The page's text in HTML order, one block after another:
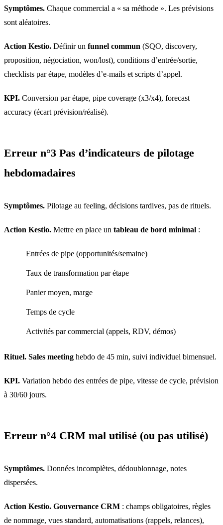
Symptômes. Chaque commercial a « sa méthode ». Les prévisions
sont aléatoires.
Action Kestio. Définir un funnel commun (SQO, discovery,
proposition, négociation, won/lost), conditions d’entrée/sortie,
checklists par étape, modèles d’e-mails et scripts d’appel.
KPI. Conversion par étape, pipe coverage (x3/x4), forecast
accuracy (écart prévision/réalisé).
Erreur n°3 Pas d’indicateurs de pilotage
hebdomadaires
Symptômes. Pilotage au feeling, décisions tardives, pas de rituels.
Action Kestio. Mettre en place un tableau de bord minimal :
Entrées de pipe (opportunités/semaine)
Taux de transformation par étape
Panier moyen, marge
Temps de cycle
Activités par commercial (appels, RDV, démos)
Rituel. Sales meeting hebdo de 45 min, suivi individuel bimensuel.
KPI. Variation hebdo des entrées de pipe, vitesse de cycle, prévision
à 30/60 jours.
Erreur n°4 CRM mal utilisé (ou pas utilisé)
Symptômes. Données incomplètes, dédoublonnage, notes
dispersées.
Action Kestio. Gouvernance CRM : champs obligatoires, règles
de nommage, vues standard, automatisations (rappels, relances),